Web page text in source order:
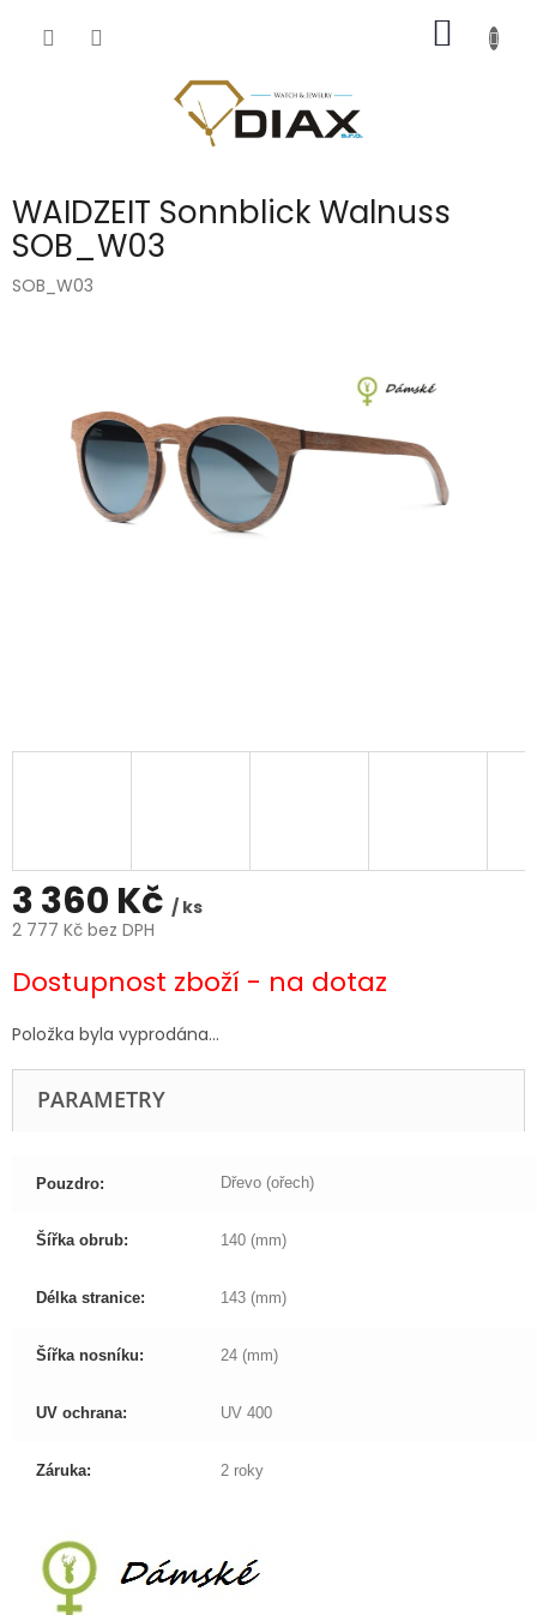
KOŠÍK
WAIDZEIT Sonnblick Walnuss
SOB_W03
SOB_W03
3 360 Kč / ks
2 777 Kč bez DPH
cena:
Dostupnost zboží - na dotaz
Položka byla vyprodána…
PARAMETRY
Pouzdro: Dřevo (ořech)
Šířka obrub: 140 (mm)
Délka stranice: 143 (mm)
Šířka nosníku: 24 (mm)
UV ochrana: UV 400
Záruka: 2 roky